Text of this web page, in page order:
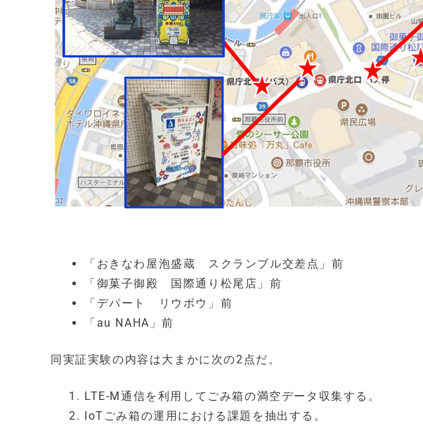
「おきなわ屋泡盛蔵 スクランブル交差点」前
「御菓子御殿 国際通り松尾店」前
「デパート リウボウ」前
「au NAHA」前
同実証実験の内容は大まかに次の2点だ。
LTE-M通信を利用してごみ箱の満空データ収集する。
IoTごみ箱の運用における課題を抽出する。